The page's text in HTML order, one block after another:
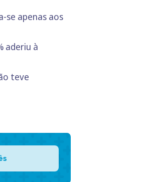
se apenas aos
aderiu à
teve